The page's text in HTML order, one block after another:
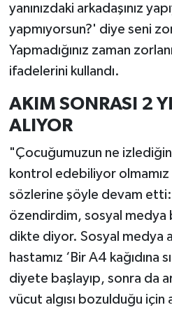
yanınızdaki arkadaşınız
yapmıyorsun?' diye seni
Yapmadığınız zaman
ifadelerini kullandı.
AKIM SONRASI 2
ALIYOR
"Çocuğumuzun ne
kontrol edebiliyor olmamız
sözlerine şöyle devam
özendirdim, sosyal medya
dikte diyor. Sosyal medya
hastamız ‘Bir A4
diyete başlayıp, sonra da
vücut algısı bozulduğu için